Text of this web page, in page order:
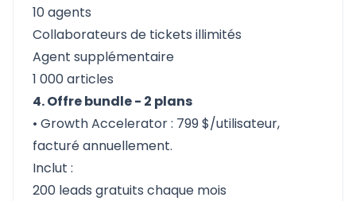
10 agents
Collaborateurs de tickets illimités
Agent supplémentaire
1 000 articles
4. Offre bundle - 2 plans
• Growth Accelerator : 799 $/utilisateur,
facturé annuellement.
Inclut :
200 leads gratuits chaque mois